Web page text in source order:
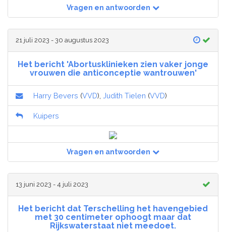
Vragen en antwoorden
21 juli 2023 - 30 augustus 2023
Het bericht 'Abortusklinieken zien vaker jonge
vrouwen die anticonceptie wantrouwen'
Harry Bevers (VVD), Judith Tielen (VVD)
Kuipers
Vragen en antwoorden
13 juni 2023 - 4 juli 2023
Het bericht dat Terschelling het havengebied
met 30 centimeter ophoogt maar dat
Rijkswaterstaat niet meedoet.